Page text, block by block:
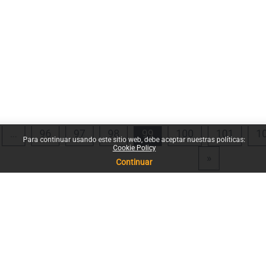
Para continuar usando este sitio web, debe aceptar nuestras políticas:
Cookie Policy
Continuar
Página 96Página 97
98 Página 98
99 Página 100
101